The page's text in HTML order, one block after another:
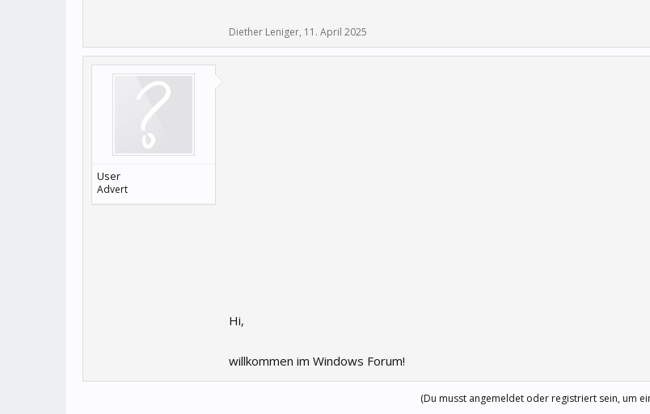
Diether Leniger, 11. April 2025
User
Advert
Hi,
willkommen im Windows Forum!
(Du musst angemeldet oder registriert sein, um